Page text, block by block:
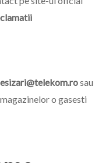
sau
o gasesti